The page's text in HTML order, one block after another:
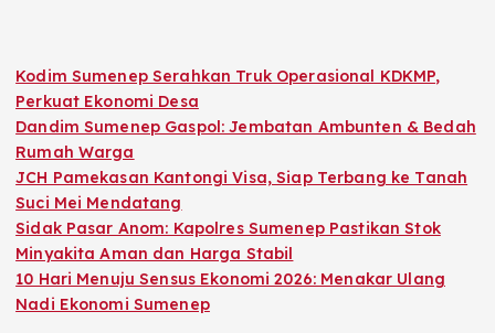
Kodim Sumenep Serahkan Truk Operasional KDKMP,
Perkuat Ekonomi Desa
Dandim Sumenep Gaspol: Jembatan Ambunten & Bedah
Rumah Warga
JCH Pamekasan Kantongi Visa, Siap Terbang ke Tanah
Suci Mei Mendatang
Sidak Pasar Anom: Kapolres Sumenep Pastikan Stok
Minyakita Aman dan Harga Stabil
10 Hari Menuju Sensus Ekonomi 2026: Menakar Ulang
Nadi Ekonomi Sumenep